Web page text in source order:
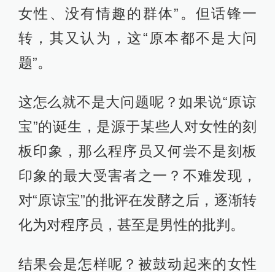
女性、没有情趣的群体”。但话锋一
转，其又认为，这“原本都不是大问
题”。
这怎么就不是大问题呢？如果说“原谅
宝”的诞生，是源于某些人对女性的刻
板印象，那么程序员又何尝不是刻板
印象的最大受害者之一？不难发现，
对“原谅宝”的批评在发酵之后，逐渐转
化为对程序员，甚至是男性的批判。
结果会是怎样呢？被鼓动起来的女性